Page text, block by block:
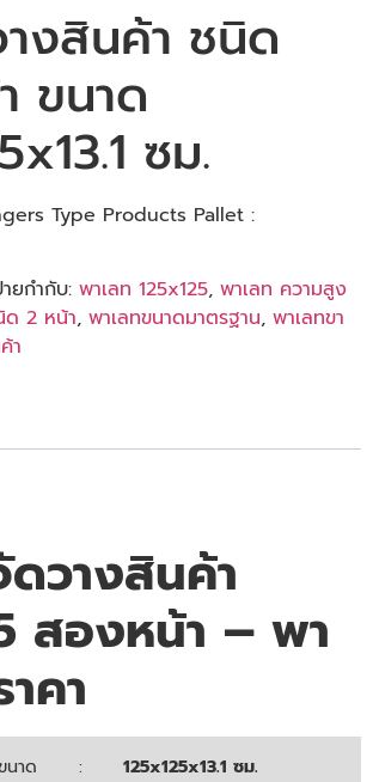
งสินค้า ชนิด
ขนาด
ซม.
Type Products Pallet :
ยกำกับ: พาเลท 125x125, พาเลท ความสูง
ด 2 หน้า, พาเลทขนาดมาตรฐาน, พาเลทขา
า
วางสินค้า
สองหน้า – พา
คา
นาด : 125x125x13.1 ซม.